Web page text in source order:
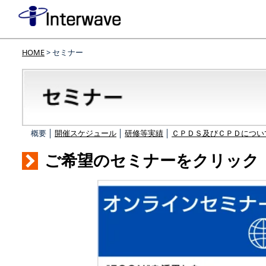
HOME> セミナー
概要 │ 開催スケジュール 研修等実績 ＣＰＤＳ及びＣＰＤにつ
ご希望のセミナーをクリック